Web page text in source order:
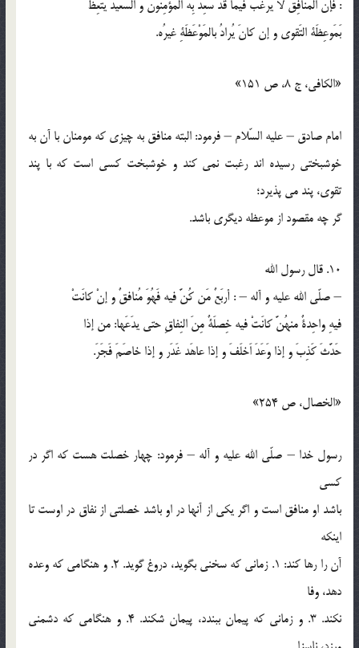
: فإن المُنافِقَ لا يَرغَبُ فيما قَد سَعِدَ بِه المُؤمِنوُن و السَعيدُ يتَّعِظُ
بَمَوعِظَة التَقوي و إن كانَ يُرادُ بالمَوْعَظَةِ غيرُه.
«الكافي، ج 8، ص 151»
امام صادق – عليه السّلام – فرمود: البته منافق به چيزي كه مومنان با آن به
خوشبختي رسيده اند رغبت نمي كند و خوشبخت كسي است كه با پند
تقوي، پند مي پذيرد؛
گر چه مقصود از موعظه ديگري باشد.
10. قال رسول الله
– صلّي الله عليه و آله – : أربَعٌ مَن كُنَّ فيه فَهُوَ مُنافقٌ و إنْ كانَتْ
فيهِ واحِدةٌ منهُنَّ كانَتْ فيه خِصلَةٌ مِنَ النِفاقِ حتي يدَعَها: من إذا
حَدَّثَ كَذِبَ و إذا وَعَدَ اَخلَفَ و إذا عاهَد غَدَر و إذا خاصَمَ فَجَرَ.
«الخصال، ص 254»
رسول خدا – صلّي الله عليه و آله – فرمود: چهار خصلت هست كه اگر در
كسي
باشد او منافق است و اگر يكي از آنها در او باشد خصلتي از نفاق در اوست تا
اينكه
آن را رها كند: 1. زماني كه سخني بگويد، دروغ گويد. 2. و هنگامي كه وعده
دهد، وفا
نكند. 3. و زماني كه پيمان ببندد، پيمان شكند. 4. و هنگامي كه دشمني